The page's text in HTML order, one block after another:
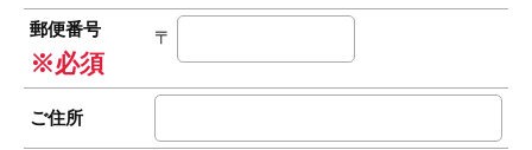
郵便番号
※必須
〒
ご住所